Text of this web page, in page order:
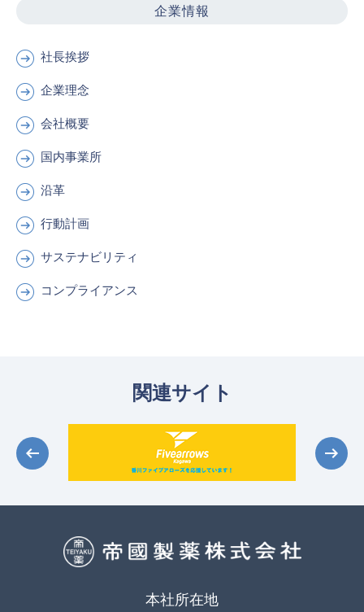
企業情報
社長挨拶
企業理念
会社概要
国内事業所
沿革
行動計画
サステナビリティ
コンプライアンス
関連サイト
本社所在地